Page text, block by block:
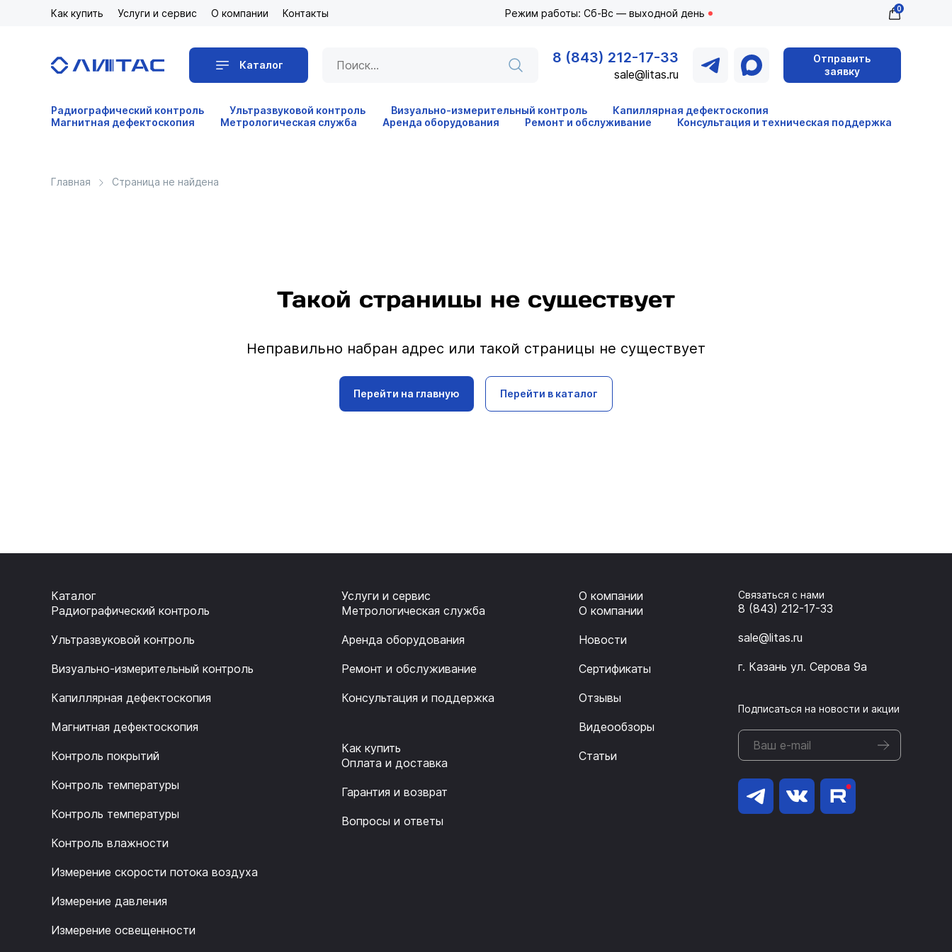
Как купить Услуги и сервис О компании Контакты Режим работы: Сб-Вс — выходной день 0
Каталог 8 (843) 212-17-33
sale@litas.ru
Отправить
заявку
Радиографический контроль Ультразвуковой контроль Визуально-измерительный контроль
Капиллярная дефектоскопия
Магнитная дефектоскопия
Метрологическая служба Аренда оборудования Ремонт и обслуживание Консультация и техническая поддержка
Главная Страница не найдена
Такой страницы не существует
Неправильно набран адрес или такой страницы не существует
Перейти на главную Перейти в каталог
Каталог
Радиографический контроль
Ультразвуковой контроль
Визуально-измерительный контроль
Капиллярная дефектоскопия
Магнитная дефектоскопия
Контроль покрытий
Контроль температуры
Контроль температуры
Контроль влажности
Измерение скорости потока воздуха
Измерение давления
Измерение освещенности
Услуги и сервис
Метрологическая служба
Аренда оборудования
Ремонт и обслуживание
Консультация и поддержка
Как купить
Оплата и доставка
Гарантия и возврат
Вопросы и ответы
О компании
О компании
Новости
Сертификаты
Отзывы
Видеообзоры
Статьи
Связаться с нами
8 (843) 212-17-33
sale@litas.ru
г. Казань ул. Серова 9а
Подписаться на новости и акции